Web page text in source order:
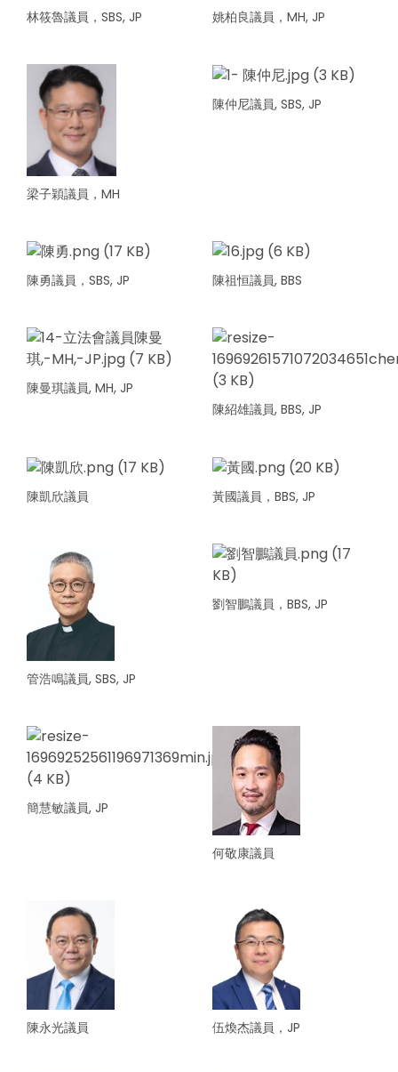
林筱魯議員，SBS, JP 姚柏良議員，MH, JP
梁子穎議員，MH
陳仲尼議員, SBS, JP
陳勇議員，SBS, JP 陳祖恒議員, BBS
陳曼琪議員, MH, JP
陳紹雄議員, BBS, JP
陳凱欣議員 黃國議員，BBS, JP
管浩鳴議員, SBS, JP
劉智鵬議員，BBS, JP
簡慧敏議員, JP
何敬康議員
陳永光議員 伍煥杰議員，JP